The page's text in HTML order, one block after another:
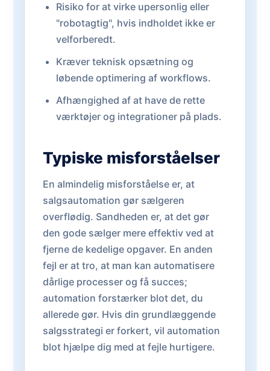
Risiko for at virke upersonlig eller
"robotagtig", hvis indholdet ikke er
velforberedt.
Kræver teknisk opsætning og
løbende optimering af workflows.
Afhængighed af at have de rette
værktøjer og integrationer på plads.
Typiske misforståelser
En almindelig misforståelse er, at
salgsautomation gør sælgeren
overflødig. Sandheden er, at det gør
den gode sælger mere effektiv ved at
fjerne de kedelige opgaver. En anden
fejl er at tro, at man kan automatisere
dårlige processer og få succes;
automation forstærker blot det, du
allerede gør. Hvis din grundlæggende
salgsstrategi er forkert, vil automation
blot hjælpe dig med at fejle hurtigere.